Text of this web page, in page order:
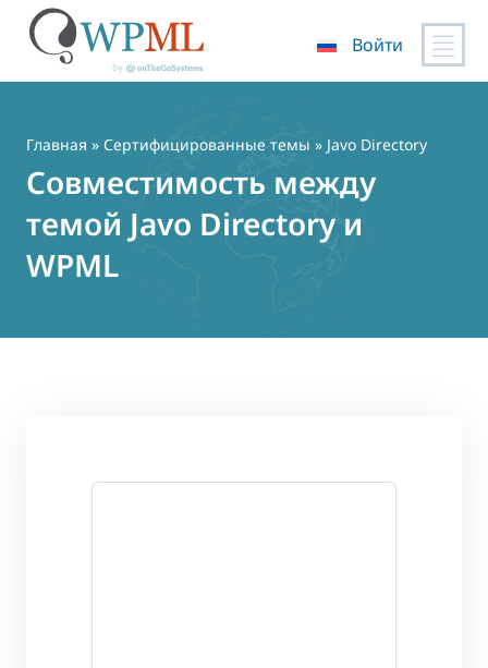
содержимому
Войти
Главная » Сертифицированные темы » Javo Directory
Совместимость между
темой Javo Directory и
WPML